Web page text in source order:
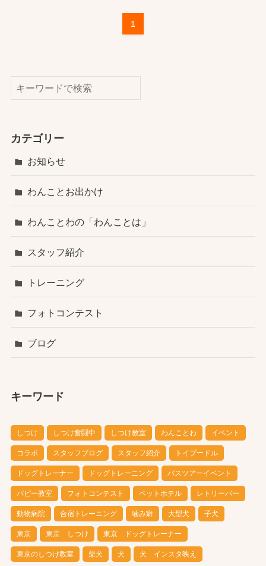
1
検索
カテゴリー
お知らせ
わんことお出かけ
わんことわの「わんことは」
スタッフ紹介
トレーニング
フォトコンテスト
ブログ
キーワード
しつけ しつけ奮闘中 しつけ教室 わんことわ イベント
コラボ スタッフブログ スタッフ紹介 トイプードル
ドッグトレーナー ドッグトレーニング バスツアーイベント
パピー教室 フォトコンテスト ペットホテル レトリーバー
動物病院 合宿トレーニング 噛み癖 大型犬 子犬
東京 東京 しつけ 東京 ドッグトレーナー
東京のしつけ教室 柴犬 犬 犬 インスタ映え